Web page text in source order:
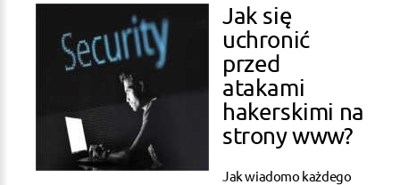
Jak się
uchronić
przed
atakami
hakerskimi na
strony www?
Jak wiadomo każdego